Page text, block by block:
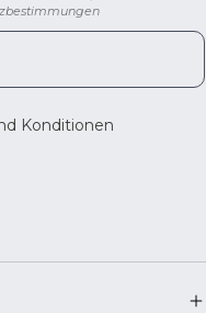
Konditionen